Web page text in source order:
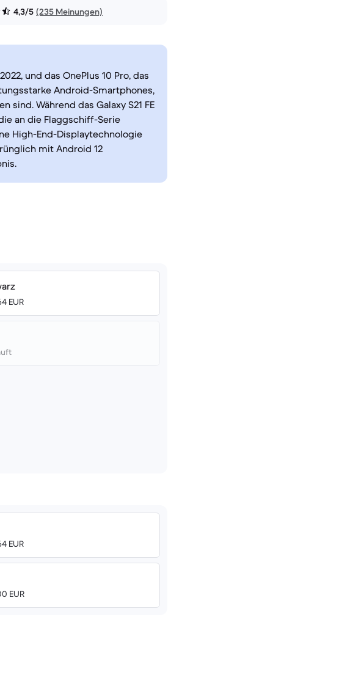
4,3/5 (235 Meinungen)
und das OnePlus 10 Pro, das
Android-Smartphones,
Während das Galaxy S21 FE
an die Flaggschiff-Serie
High-End-Displaytechnologie
mit Android 12
EUR
EUR
EUR